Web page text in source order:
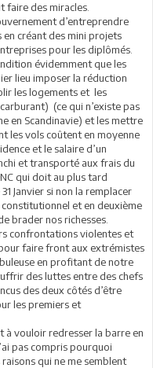
faire des miracles.
d’entreprendre
créant des mini projets
pour les diplômés.
évidemment que les
lieu imposer la réduction
les logements et les
(ce qui n’existe pas
en Scandinavie) et les mettre
les vols coûtent en moyenne
et le salaire d’un
et transporté aux frais du
qui doit au plus tard
Janvier si non la remplacer
et en deuxième
brader nos richesses.
confrontations violentes et
faire front aux extrémistes
en profitant de notre
des luttes entre des chefs
des deux côtés d’être
les premiers et
à vouloir redresser la barre en
pas compris pourquoi
qui ne me semblent